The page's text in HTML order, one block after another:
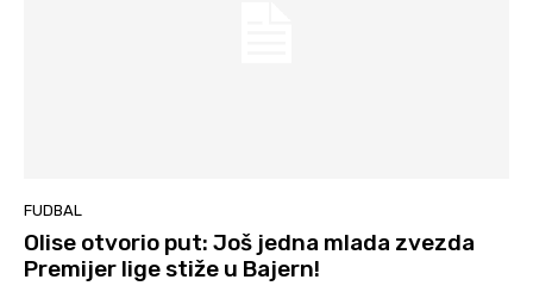
FUDBAL
Olise otvorio put: Još jedna mlada zvezda
Premijer lige stiže u Bajern!